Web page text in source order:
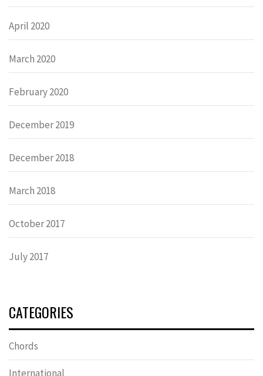
April 2020
March 2020
February 2020
December 2019
December 2018
March 2018
October 2017
July 2017
CATEGORIES
Chords
International